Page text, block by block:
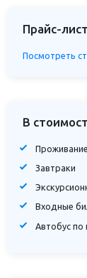
Прайс-
Посмотреть
В
Завтраки
Входные
Автобус